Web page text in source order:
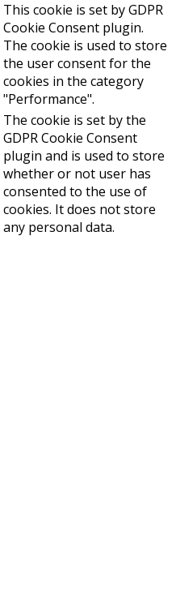
This cookie is set by GDPR
Cookie Consent plugin.
The cookie is used to store
the user consent for the
cookies in the category
"Performance".
The cookie is set by the
GDPR Cookie Consent
plugin and is used to store
whether or not user has
consented to the use of
cookies. It does not store
any personal data.